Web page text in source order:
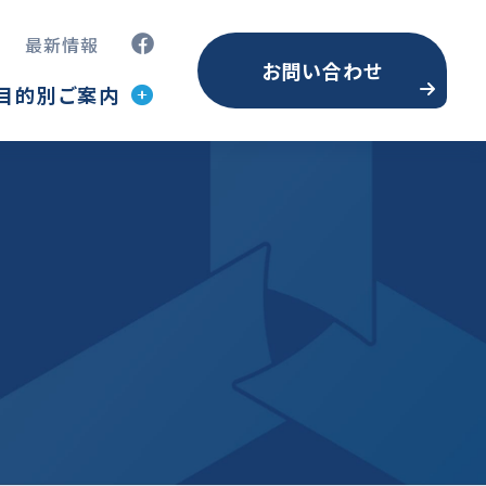
最新情報
的別ご案内
お問い合わせ